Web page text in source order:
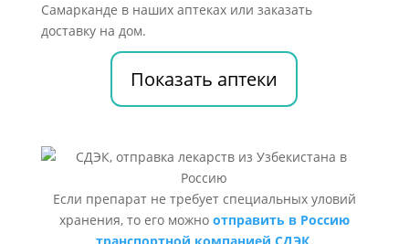
Самарканде в наших аптеках или заказать
доставку на дом.
Показать аптеки
Если препарат не требует специальных уловий
хранения, то его можно отправить в Россию